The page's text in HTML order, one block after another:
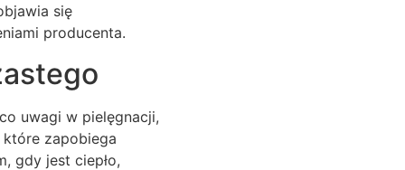
się
producenta.
uwagi w pielęgnacji,
zapobiega
gdy jest ciepło,